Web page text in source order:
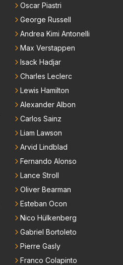
Oscar Piastri
George Russell
Andrea Kimi Antonelli
Max Verstappen
Isack Hadjar
Charles Leclerc
Lewis Hamilton
Alexander Albon
Carlos Sainz
Liam Lawson
Arvid Lindblad
Fernando Alonso
Lance Stroll
Oliver Bearman
Esteban Ocon
Nico Hülkenberg
Gabriel Bortoleto
Pierre Gasly
Franco Colapinto